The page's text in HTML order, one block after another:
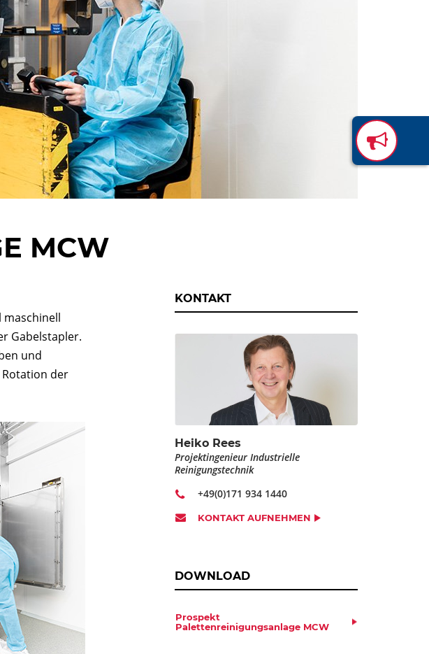
MCW
maschinell
Gabelstapler.
und
der
KONTAKT
Heiko Rees
Projektingenieur Industrielle
Reinigungstechnik
+49(0)171 934 1440
KONTAKT AUFNEHMEN
DOWNLOAD
Prospekt
Palettenreinigungsanlage MCW